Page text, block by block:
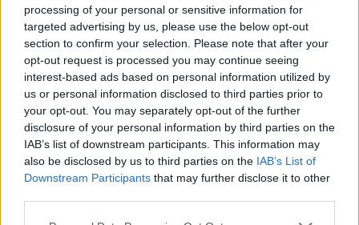
processing of your personal or sensitive information for
targeted advertising by us, please use the below opt-out
section to confirm your selection. Please note that after your
opt-out request is processed you may continue seeing
interest-based ads based on personal information utilized by
us or personal information disclosed to third parties prior to
your opt-out. You may separately opt-out of the further
disclosure of your personal information by third parties on the
IAB’s list of downstream participants. This information may
also be disclosed by us to third parties on the IAB’s List of
Downstream Participants that may further disclose it to other